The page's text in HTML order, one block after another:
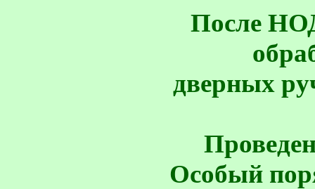
После
дверных
Особый